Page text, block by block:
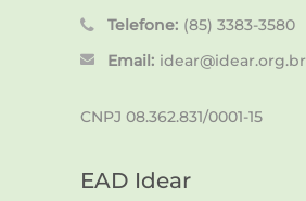
Telefone: (85) 3383-3580
Email: idear@idear.org.br
CNPJ 08.362.831/0001-15
EAD Idear